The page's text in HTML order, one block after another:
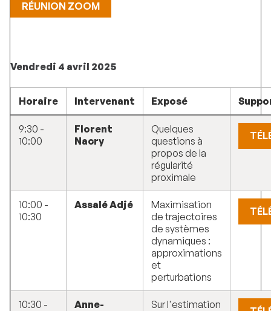
RÉUNION ZOOM
Vendredi 4 avril 2025
Horaire Intervenant Exposé
9:30 -
10:00
Florent
Nacry
Quelques
questions à
propos de la
régularité
proximale
10:00 -
10:30
Assalé Adjé
Maximisation
de trajectoires
de systèmes
dynamiques :
approximations
et
perturbations
10:30 -
Anne-
Sur l'estimation